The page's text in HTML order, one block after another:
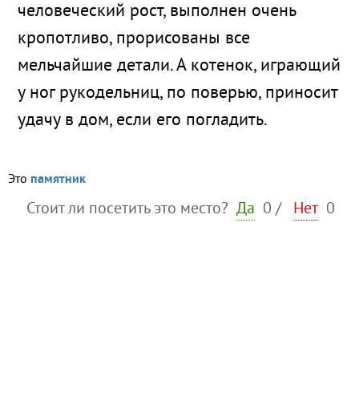
человеческий рост, выполнен очень
кропотливо, прорисованы все
мельчайшие детали. А котенок, играющий
у ног рукодельниц, по поверью, приносит
удачу в дом, если его погладить.
Это памятник
Стоит ли посетить это место? Да 0 / Нет 0